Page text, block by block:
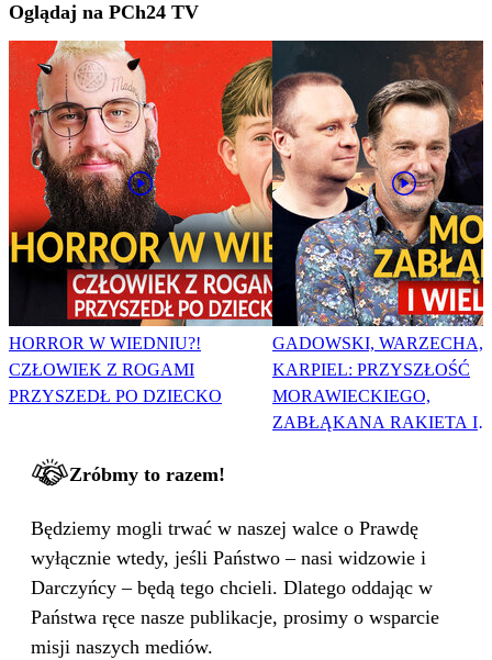
Oglądaj na PCh24 TV
HORROR W WIEDNIU?!
CZŁOWIEK Z ROGAMI
PRZYSZEDŁ PO DZIECKO
GADOWSKI, WARZECHA,
KARPIEL: PRZYSZŁOŚĆ
MORAWIECKIEGO,
ZABŁĄKANA RAKIETA I
Zróbmy to razem!
Będziemy mogli trwać w naszej walce o Prawdę
wyłącznie wtedy, jeśli Państwo – nasi widzowie i
Darczyńcy – będą tego chcieli. Dlatego oddając w
Państwa ręce nasze publikacje, prosimy o wsparcie
misji naszych mediów.